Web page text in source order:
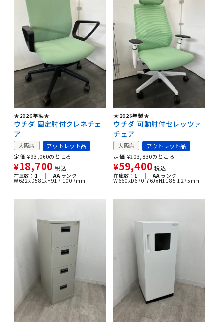
★2026年製★
ウチダ 固定肘付クレネチェ
ア
大阪店
アウトレット品
定価 ¥93,060のところ
¥18,700 税込
在庫数： 1 | AA ランク
W622xD581xH917-1007mm
★2026年製★
ウチダ 可動肘付セレッツァ
チェア
大阪店
アウトレット品
定価 ¥203,830のところ
¥59,400 税込
在庫数： 1 | AA ランク
W660xD670-760xH1185-1275mm